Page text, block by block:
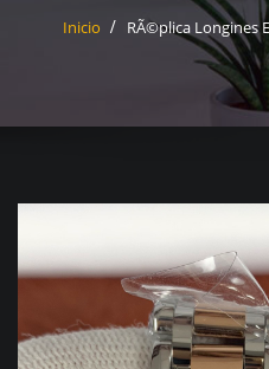
Inicio RÃ©plica Longines